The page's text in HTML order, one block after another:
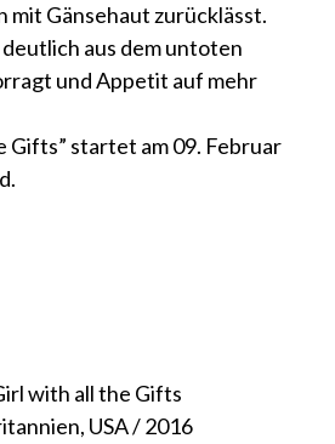
mit Gänsehaut zurücklässt.
aus dem untoten
und Appetit auf mehr
Gifts” startet am 09. Februar
with all the Gifts
USA / 2016